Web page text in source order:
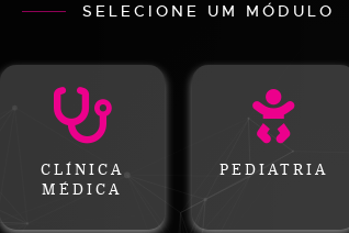
SELECIONE UM MÓDULO
CLÍNICA
MÉDICA
PEDIATRIA